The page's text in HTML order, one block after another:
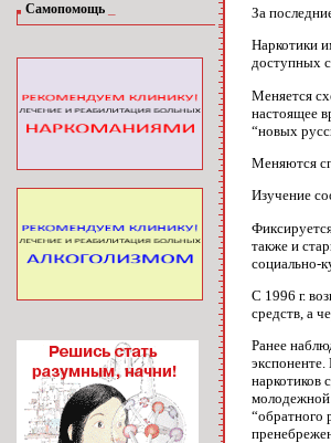
Самопомощь
За
Наркотики
доступных
Меняется
настоящее
“новых
Меняются
Изучение
также и
социально-
С 1996 г.
средств, а
Ранее
наркотиков
молодежной
“обратного